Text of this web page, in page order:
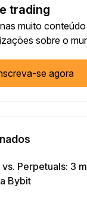
trading
muito
sobre o
se agora
Perpetuals: 3
Bybit